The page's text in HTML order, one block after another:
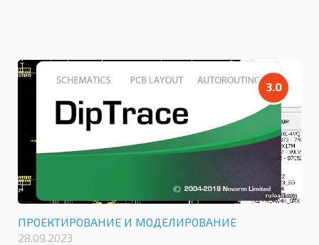
3.0
ПРОЕКТИРОВАНИЕ И МОДЕЛИРОВАНИЕ
28.09.2023